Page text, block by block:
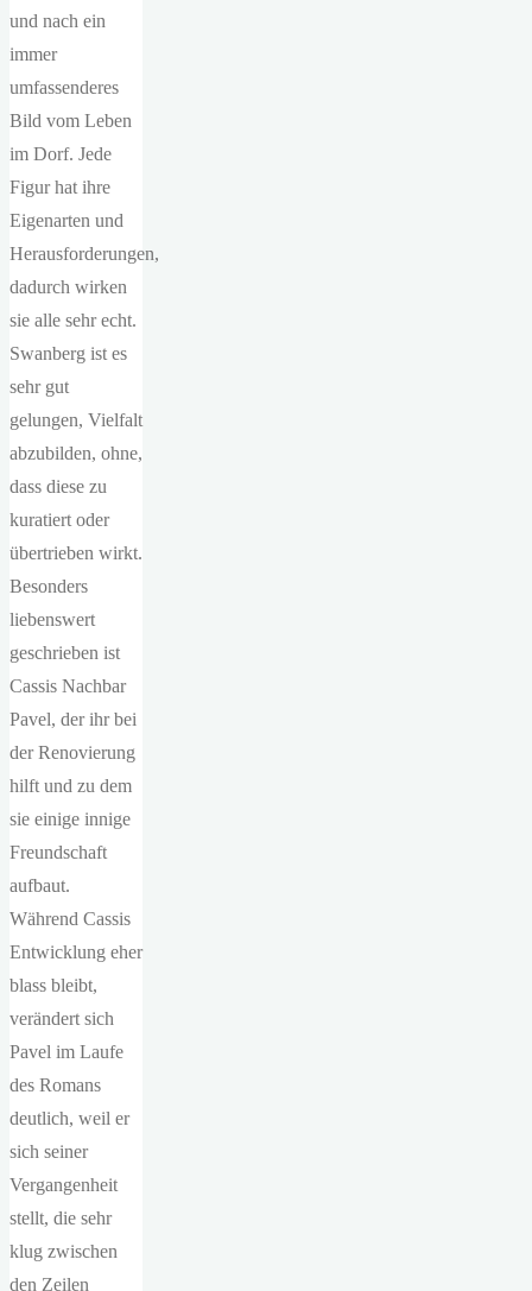
und nach ein
immer
umfassenderes
Bild vom Leben
im Dorf. Jede
Figur hat ihre
Eigenarten und
Herausforderungen,
dadurch wirken
sie alle sehr echt.
Swanberg ist es
sehr gut
gelungen, Vielfalt
abzubilden, ohne,
dass diese zu
kuratiert oder
übertrieben wirkt.
Besonders
liebenswert
geschrieben ist
Cassis Nachbar
Pavel, der ihr bei
der Renovierung
hilft und zu dem
sie einige innige
Freundschaft
aufbaut.
Während Cassis
Entwicklung eher
blass bleibt,
verändert sich
Pavel im Laufe
des Romans
deutlich, weil er
sich seiner
Vergangenheit
stellt, die sehr
klug zwischen
den Zeilen